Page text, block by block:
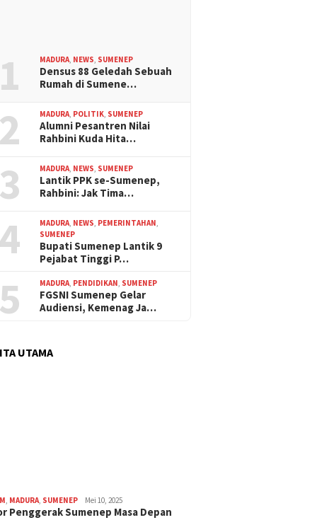
1 MADURA NEWS SUMENEP
Densus 88 Geledah Sebuah
Rumah di Sumene…
2 MADURA POLITIK SUMENEP
Alumni Pesantren Nilai
Rahbini Kuda Hita…
3 MADURA NEWS SUMENEP
Lantik PPK se-Sumenep,
Rahbini: Jak Tima…
4 MADURA NEWS PEMERINTAHAN
SUMENEP
Bupati Sumenep Lantik 9
Pejabat Tinggi P…
5 MADURA PENDIDIKAN SUMENEP
FGSNI Sumenep Gelar
Audiensi, Kemenag Ja…
UTAMA
MADURA SUMENEP Mei 10, 2025
Penggerak Sumenep Masa Depan